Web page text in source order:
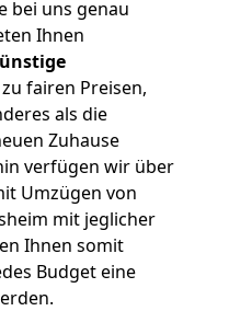
bei uns genau
Ihnen
zu fairen Preisen,
als die
Zuhause
verfügen wir über
Umzügen von
mit jeglicher
Ihnen somit
Budget eine